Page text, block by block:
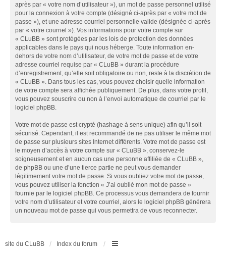
après par « votre nom d’utilisateur »), un mot de passe personnel utilisé
pour la connexion à votre compte (désigné ci-après par « votre mot de
passe »), et une adresse courriel personnelle valide (désignée ci-après
par « votre courriel »). Vos informations pour votre compte sur
« CLuBB » sont protégées par les lois de protection des données
applicables dans le pays qui nous héberge. Toute information en-
dehors de votre nom d’utilisateur, de votre mot de passe et de votre
adresse courriel requise par « CLuBB » durant la procédure
d’enregistrement, qu’elle soit obligatoire ou non, reste à la discrétion de
« CLuBB ». Dans tous les cas, vous pouvez choisir quelle information
de votre compte sera affichée publiquement. De plus, dans votre profil,
vous pouvez souscrire ou non à l’envoi automatique de courriel par le
logiciel phpBB.
Votre mot de passe est crypté (hashage à sens unique) afin qu’il soit
sécurisé. Cependant, il est recommandé de ne pas utiliser le même mot
de passe sur plusieurs sites Internet différents. Votre mot de passe est
le moyen d’accès à votre compte sur « CLuBB », conservez-le
soigneusement et en aucun cas une personne affiliée de « CLuBB »,
de phpBB ou une d’une tierce partie ne peut vous demander
légitimement votre mot de passe. Si vous oubliez votre mot de passe,
vous pouvez utiliser la fonction « J’ai oublié mon mot de passe »
fournie par le logiciel phpBB. Ce processus vous demandera de fournir
votre nom d’utilisateur et votre courriel, alors le logiciel phpBB générera
un nouveau mot de passe qui vous permettra de vous reconnecter.
site du CLuBB Index du forum